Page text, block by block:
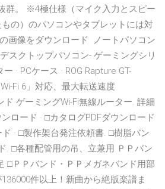
群。 ※4極仕様（マイク入力とスピー
の）のパソコンやタブレットには対
画像をダウンロード ノートパソコン
スクトップパソコン- ゲーミングシリ
· PCケース · ROG Rapture GT-
Fi 6」対応、最大転送速度
ゲーミングWi-Fi無線ルーター. 詳細
ロード · □カタログPDFダウンロード
ド · □製作架台発注依頼書. □樹脂バン
. □各種配管用の吊、立兼用 ＰＰバン
□ＰＰバンド・ＰＰメガネバンド用部
件以上！新曲から絶版楽譜ま